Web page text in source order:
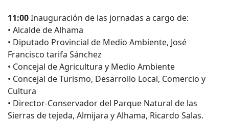
11:00Inauguración de las jornadas a cargo de:
• Alcalde de Alhama
• Diputado Provincial de Medio Ambiente, José
Francisco tarifa Sánchez
• Concejal de Agricultura y Medio Ambiente
• Concejal de Turismo, Desarrollo Local, Comercio y
Cultura
• Director-Conservador del Parque Natural de las
Sierras de tejeda, Almijara y Alhama, Ricardo Salas.